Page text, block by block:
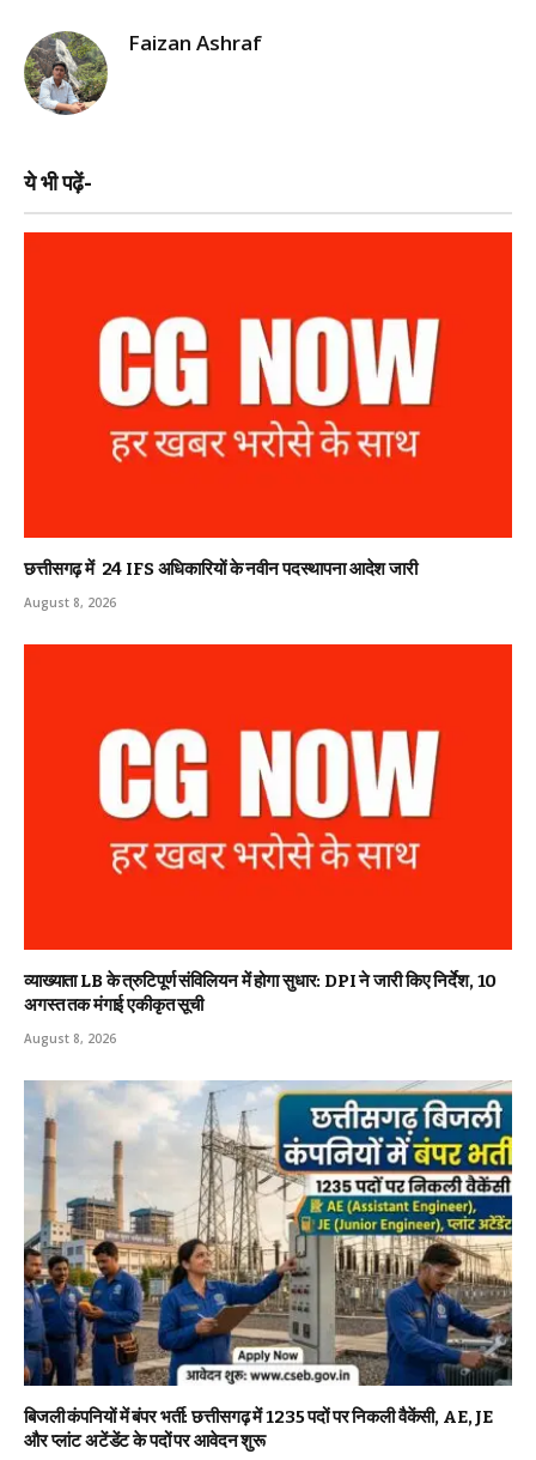
Faizan Ashraf
ये भी पढ़ें-
छत्तीसगढ़ में 24 IFS अधिकारियों के नवीन पदस्थापना आदेश जारी
August 8, 2026
व्याख्याता LB के त्रुटिपूर्ण संविलियन में होगा सुधार: DPI ने जारी किए निर्देश, 10
अगस्त तक मंगाई एकीकृत सूची
August 8, 2026
बिजली कंपनियों में बंपर भर्ती: छत्तीसगढ़ में 1235 पदों पर निकली वैकेंसी, AE, JE
और प्लांट अटेंडेंट के पदों पर आवेदन शुरू